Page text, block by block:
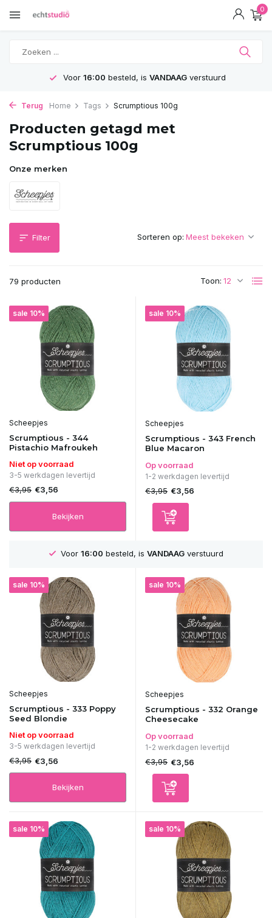
0
Voor 16:00 besteld, is VANDAAGverstuurd
Terug Home Tags Scrumptious 100g
Producten getagd met
Scrumptious 100g
Onze merken
Filter
79 producten Toon:
Sorteren op:
sale 10%
Scheepjes
Scrumptious - 344
Pistachio Mafroukeh
Niet op voorraad
3-5 werkdagen levertijd
€3,95 €3,56
Bekijken
sale 10%
Scheepjes
Scrumptious - 343 French
Blue Macaron
Op voorraad
1-2 werkdagen levertijd
€3,95 €3,56
Voor 16:00 besteld, is VANDAAGverstuurd
sale 10%
Scheepjes
Scrumptious - 333 Poppy
Seed Blondie
Niet op voorraad
3-5 werkdagen levertijd
€3,95 €3,56
Bekijken
sale 10%
Scheepjes
Scrumptious - 332 Orange
Cheesecake
Op voorraad
1-2 werkdagen levertijd
€3,95 €3,56
sale 10% sale 10%